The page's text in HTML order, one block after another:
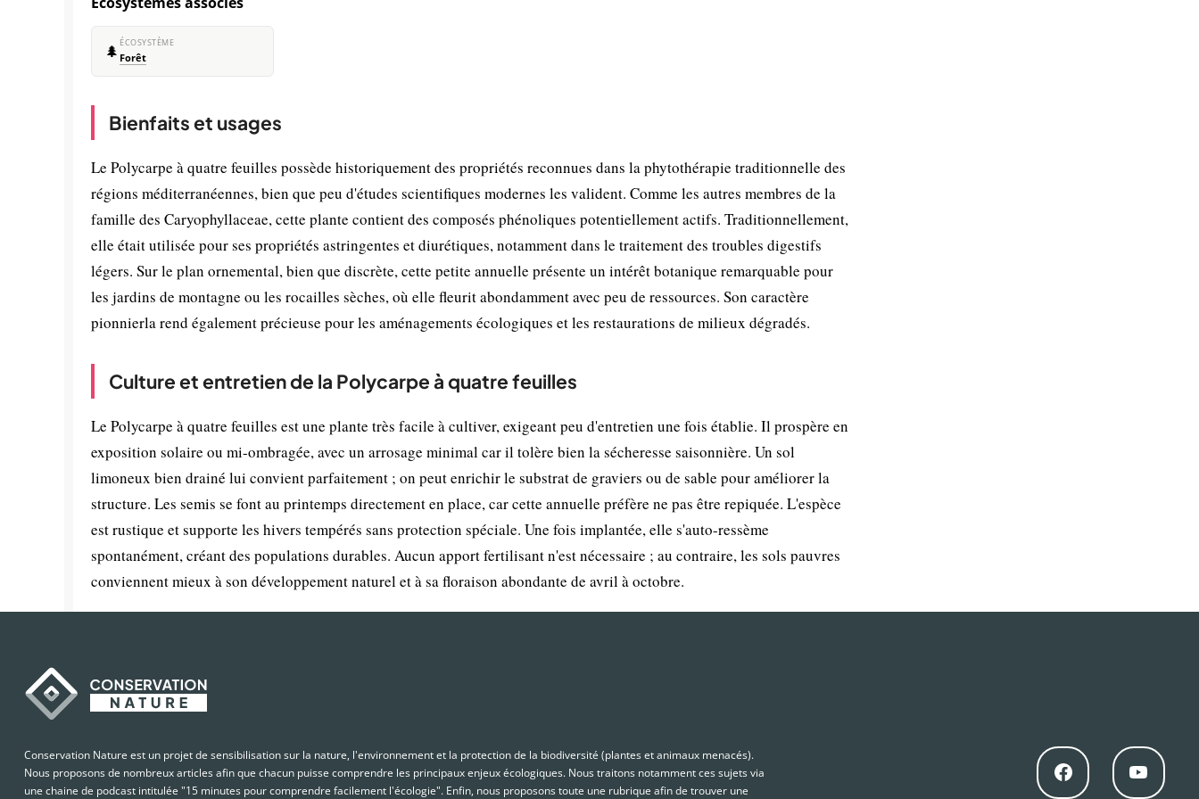
🌲 ÉCOSYSTÈME
Forêt
Bienfaits et usages
Le Polycarpe à quatre feuilles possède historiquement des propriétés reconnues dans la phytothérapie traditionnelle des
régions méditerranéennes, bien que peu d'études scientifiques modernes les valident. Comme les autres membres de la
famille des Caryophyllaceae, cette plante contient des composés phénoliques potentiellement actifs. Traditionnellement,
elle était utilisée pour ses propriétés astringentes et diurétiques, notamment dans le traitement des troubles digestifs
légers. Sur le plan ornemental, bien que discrète, cette petite annuelle présente un intérêt botanique remarquable pour
les jardins de montagne ou les rocailles sèches, où elle fleurit abondamment avec peu de ressources. Son caractère
pionnierla rend également précieuse pour les aménagements écologiques et les restaurations de milieux dégradés.
Culture et entretien de la Polycarpe à quatre feuilles
Le Polycarpe à quatre feuilles est une plante très facile à cultiver, exigeant peu d'entretien une fois établie. Il prospère en
exposition solaire ou mi-ombragée, avec un arrosage minimal car il tolère bien la sécheresse saisonnière. Un sol
limoneux bien drainé lui convient parfaitement ; on peut enrichir le substrat de graviers ou de sable pour améliorer la
structure. Les semis se font au printemps directement en place, car cette annuelle préfère ne pas être repiquée. L'espèce
est rustique et supporte les hivers tempérés sans protection spéciale. Une fois implantée, elle s'auto-ressème
spontanément, créant des populations durables. Aucun apport fertilisant n'est nécessaire ; au contraire, les sols pauvres
conviennent mieux à son développement naturel et à sa floraison abondante de avril à octobre.
Conservation Nature est un projet de sensibilisation sur la nature, l'environnement et la protection de la biodiversité (plantes et animaux menacés).
Nous proposons de nombreux articles afin que chacun puisse comprendre les principaux enjeux écologiques. Nous traitons notamment ces sujets via
une chaine de podcast intitulée "15 minutes pour comprendre facilement l'écologie". Enfin, nous proposons toute une rubrique afin de trouver une